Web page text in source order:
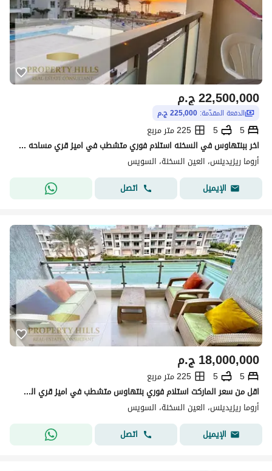
ج.م22,500,000
الدفعة المقدّمة: 225,000 ج.م
5
5
225 متر مربع
اخر ببنتهاوس في السخنه استلام فوري متشطب في اميز قري مساحه واسعه جدا 225متر لاجون فيو بالتقسيط
أروما ريزيدينس، العين السخنة، السويس
الإيميل
اتصل
ج.م18,000,000
5
5
225 متر مربع
اقل من سعر الماركت استلام فوري بنتهاوس متشطب في اميز قري السخنه 225متر لاجون فيو
أروما ريزيدينس، العين السخنة، السويس
الإيميل
اتصل